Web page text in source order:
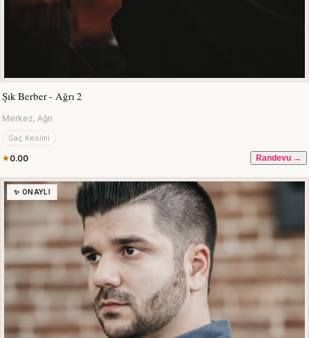
Şık Berber - Ağrı 2
Merkez, Ağrı
Saç Kesimi
0.00 Randevu →
✨ ONAYLI